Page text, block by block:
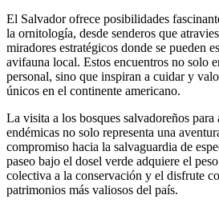
El Salvador ofrece posibilidades
la ornitología, desde senderos que
miradores estratégicos donde se pueden
avifauna local. Estos encuentros no solo
personal, sino que inspiran a cuidar y
únicos en el continente americano.
La visita a los bosques salvadoreños
endémicas no solo representa una
compromiso hacia la salvaguardia de
paseo bajo el dosel verde adquiere el
colectiva a la conservación y el disfrute
patrimonios más valiosos del país.